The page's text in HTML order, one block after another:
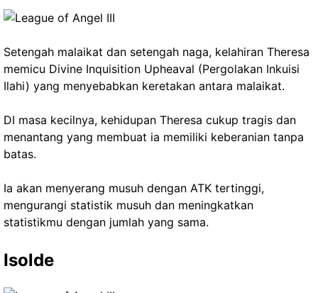
Setengah malaikat dan setengah naga, kelahiran Theresa
memicu Divine Inquisition Upheaval (Pergolakan Inkuisi
Ilahi) yang menyebabkan keretakan antara malaikat.
DI masa kecilnya, kehidupan Theresa cukup tragis dan
menantang yang membuat ia memiliki keberanian tanpa
batas.
Ia akan menyerang musuh dengan ATK tertinggi,
mengurangi statistik musuh dan meningkatkan
statistikmu dengan jumlah yang sama.
Isolde